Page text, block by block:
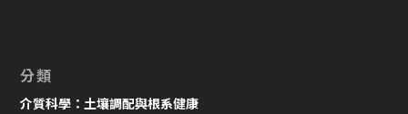
分類
介質科學：土壤調配與根系健康